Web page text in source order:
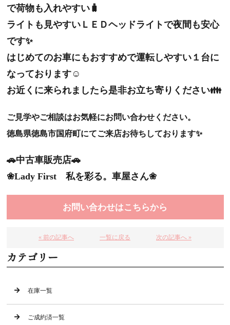
で荷物も入れやすい🧳
ライトも見やすいＬＥＤヘッドライトで夜間も安心
です✨
はじめてのお車にもおすすめで運転しやすい１台に
なっております☺
お近くに来られましたら是非お立ち寄りください👪
ご見学やご相談はお気軽にお問い合わせください。
徳島県徳島市国府町にてご来店お待ちしております✨
🚗中古車販売店🚗
❀Lady First 私を彩る。車屋さん❀
お問い合わせはこちらから
« 前の記事へ 一覧に戻る 次の記事へ »
カテゴリー
在庫一覧
ご成約済一覧